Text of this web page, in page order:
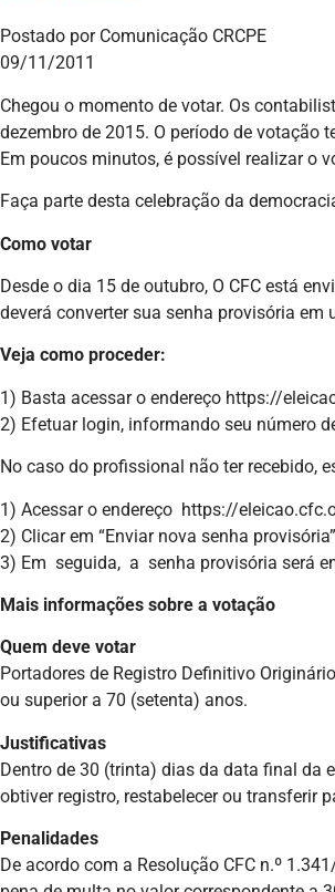
Postado por Comunicação CRCPE
09/11/2011
Chegou o momento de votar. Os
dezembro de 2015. O período de votação
Em poucos minutos, é possível realizar o
Faça parte desta celebração da
Como votar
Desde o dia 15 de outubro, O CFC está
deverá converter sua senha provisória
Veja como proceder:
1) Basta acessar o endereço https://
2) Efetuar login, informando seu número
No caso do profissional não ter recebido,
1) Acessar o endereço https://
2) Clicar em “Enviar nova senha
3) Em seguida, a senha provisória será
Mais informações sobre a votação
Quem deve votar
Portadores de Registro Definitivo
ou superior a 70 (setenta) anos.
Justificativas
Dentro de 30 (trinta) dias da data final da
obtiver registro, restabelecer ou transferir
Penalidades
De acordo com a Resolução CFC n.º